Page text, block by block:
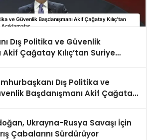
Dış Politika ve Güvenlik
Akif Çağatay Kılıç’tan Suriye
Dış Politika ve
Başdanışmanı Akif Çağatay
Ukrayna-Rusya Savaşı İçin
Çabalarını Sürdürüyor